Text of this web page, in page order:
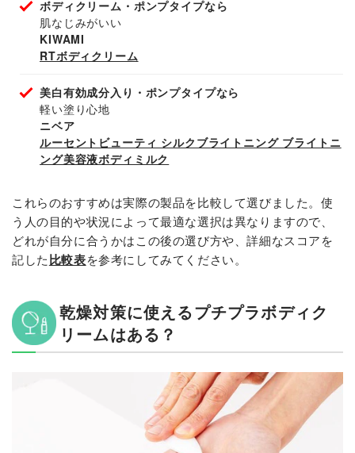
ボディクリーム・ポンプタイプなら
肌なじみがいい
KIWAMI
RTボディクリーム
美白有効成分入り・ポンプタイプなら
軽い塗り心地
ニベア
ルーセントビューティ シルクブライトニング ブライトニ
ング美容液ボディミルク
これらのおすすめは実際の製品を比較して選びました。使
う人の目的や状況によって最適な選択は異なりますので、
どれが自分に合うかはこの後の選び方や、詳細なスコアを
記した比較表を参考にしてみてください。
乾燥対策に使えるプチプラボディク
リームはある？